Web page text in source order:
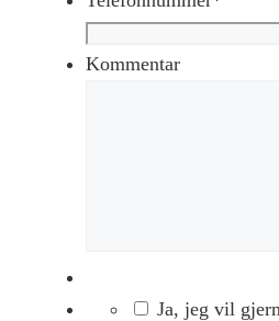
Kommentar
Ja, jeg vil